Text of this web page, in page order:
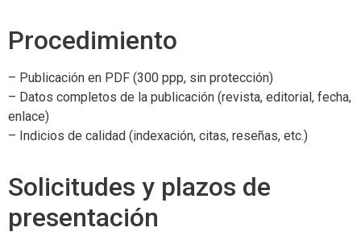
Procedimiento
– Publicación en PDF (300 ppp, sin protección)
– Datos completos de la publicación (revista, editorial, fecha,
enlace)
– Indicios de calidad (indexación, citas, reseñas, etc.)
Solicitudes y plazos de
presentación